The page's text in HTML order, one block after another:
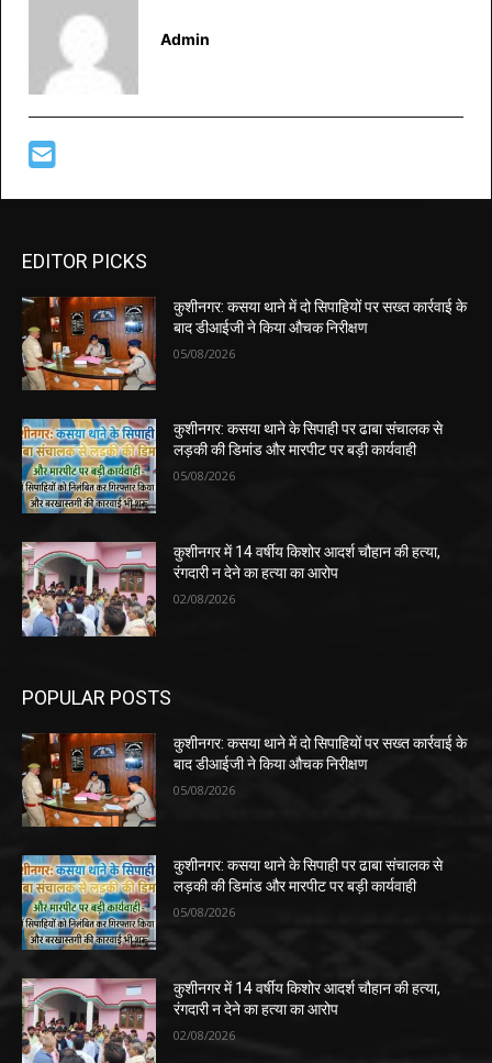
Admin
EDITOR PICKS
कुशीनगर: कसया थाने में दो सिपाहियों पर सख्त कार्रवाई के
बाद डीआईजी ने किया औचक निरीक्षण
05/08/2026
कुशीनगर: कसया थाने के सिपाही पर ढाबा संचालक से
लड़की की डिमांड और मारपीट पर बड़ी कार्यवाही
05/08/2026
कुशीनगर में 14 वर्षीय किशोर आदर्श चौहान की हत्या,
रंगदारी न देने का हत्या का आरोप
02/08/2026
POPULAR POSTS
कुशीनगर: कसया थाने में दो सिपाहियों पर सख्त कार्रवाई के
बाद डीआईजी ने किया औचक निरीक्षण
05/08/2026
कुशीनगर: कसया थाने के सिपाही पर ढाबा संचालक से
लड़की की डिमांड और मारपीट पर बड़ी कार्यवाही
05/08/2026
कुशीनगर में 14 वर्षीय किशोर आदर्श चौहान की हत्या,
रंगदारी न देने का हत्या का आरोप
02/08/2026